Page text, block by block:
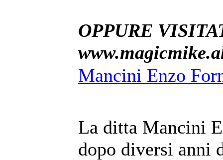
OPPURE
Mancini Enzo
La ditta Mancini
dopo diversi anni